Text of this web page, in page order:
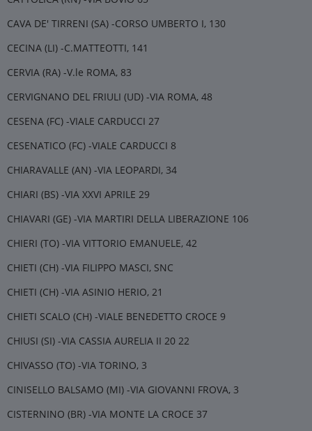
CAVA DE' TIRRENI (SA) -CORSO UMBERTO I, 130
CECINA (LI) -C.MATTEOTTI, 141
CERVIA (RA) -V.le ROMA, 83
CERVIGNANO DEL FRIULI (UD) -VIA ROMA, 48
CESENA (FC) -VIALE CARDUCCI 27
CESENATICO (FC) -VIALE CARDUCCI 8
CHIARAVALLE (AN) -VIA LEOPARDI, 34
CHIARI (BS) -VIA XXVI APRILE 29
CHIAVARI (GE) -VIA MARTIRI DELLA LIBERAZIONE 106
CHIERI (TO) -VIA VITTORIO EMANUELE, 42
CHIETI (CH) -VIA FILIPPO MASCI, SNC
CHIETI (CH) -VIA ASINIO HERIO, 21
CHIETI SCALO (CH) -VIALE BENEDETTO CROCE 9
CHIUSI (SI) -VIA CASSIA AURELIA II 20 22
CHIVASSO (TO) -VIA TORINO, 3
CINISELLO BALSAMO (MI) -VIA GIOVANNI FROVA, 3
CISTERNINO (BR) -VIA MONTE LA CROCE 37